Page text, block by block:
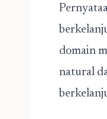
domain
natural